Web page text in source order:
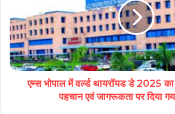
एम्स भोपाल में वर्ल्ड थायरॉयड डे 2025
पहचान एवं जागरूकता पर दिया